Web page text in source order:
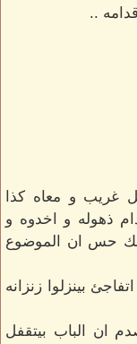
..
و معاه كذا
ذهوله و اخدوه و
حس ان الموضوع
بينزلوا زنزانه
ان الباب بيتقفل